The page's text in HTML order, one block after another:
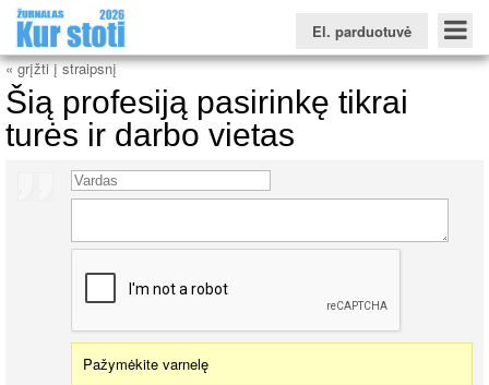
El. parduotuvė
Konkursinio balo skaičiuoklė
Naujienos Svarbiausios datos Apie studijas užsienyje Testai
Kolegijų sritis
Profesinių mokyklų sritis
« grįžti į straipsnį
Šią profesiją pasirinkę tikrai
turės ir darbo vietas
Pažymėkite varnelę